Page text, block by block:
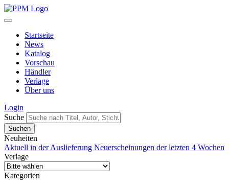
Startseite
News
Katalog
Vorschau
Händler
Verlage
Über uns
Login
Suche
Neuheiten
Aktuell in der Auslieferung Neuerscheinungen der letzten 4 Wochen
Verlage
Kategorien